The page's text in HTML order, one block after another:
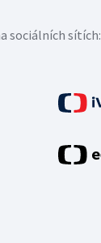
sociálních sítích: